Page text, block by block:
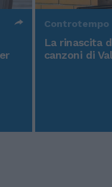
Controtempo
La rinascita
canzoni di